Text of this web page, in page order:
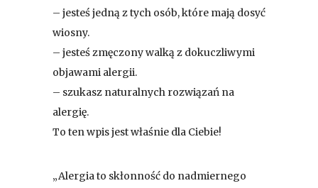
– jesteś jedną z tych osób, które mają dosyć
wiosny.
– jesteś zmęczony walką z dokuczliwymi
objawami alergii.
– szukasz naturalnych rozwiązań na
alergię.
To ten wpis jest właśnie dla Ciebie!
„Alergia to skłonność do nadmiernego